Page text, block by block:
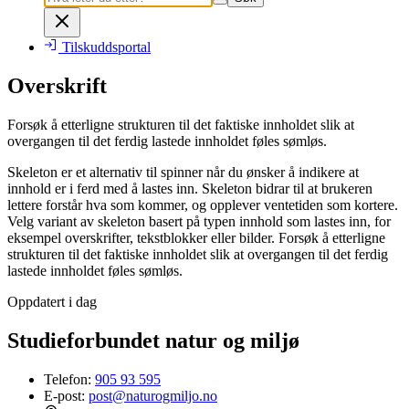
Tilskuddsportal
Overskrift
Forsøk å etterligne strukturen til det faktiske innholdet slik at
overgangen til det ferdig lastede innholdet føles sømløs.
Skeleton er et alternativ til spinner når du ønsker å indikere at
innhold er i ferd med å lastes inn. Skeleton bidrar til at brukeren
lettere forstår hva som kommer, og opplever ventetiden som kortere.
Velg variant av skeleton basert på typen innhold som lastes inn, for
eksempel overskrifter, tekstblokker eller bilder. Forsøk å etterligne
strukturen til det faktiske innholdet slik at overgangen til det ferdig
lastede innholdet føles sømløs.
Oppdatert i dag
Studieforbundet natur og miljø
Telefon: 905 93 595
E-post: post@naturogmiljo.no